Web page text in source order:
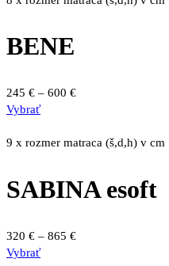
produktu.
Možnosti
vybrať
na
produktu.
BENE
245 € – 600 €Price
through
VybraťTento
má
Možnosti
vybrať
na
9 x rozmer matraca (š,d,h) v cm
SABINA esoft
320 € – 865 €Price
VybraťTento